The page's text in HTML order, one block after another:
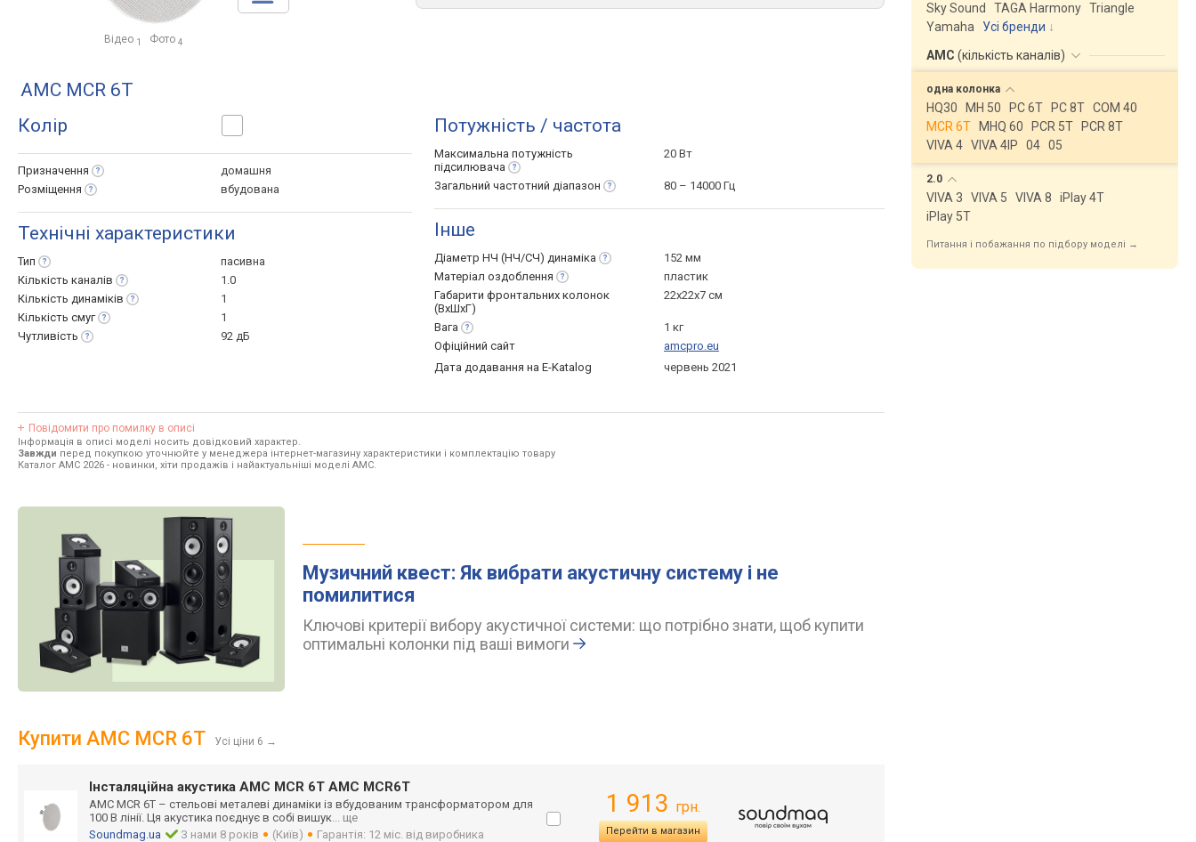
Відео 1 Фото 4
AMC MCR 6T
Колір
Призначення
домашня
Розміщення
вбудована
Технічні характеристики
Тип
пасивна
Кількість каналів
1.0
Кількість динаміків
1
Кількість смуг
1
Чутливість
92 дБ
Потужність / частота
Максимальна потужність
підсилювача
20 Вт
Загальний частотний діапазон 80 – 14000 Гц
Інше
Діаметр НЧ (НЧ/СЧ) динаміка
152 мм
Матеріал оздоблення
пластик
Габарити фронтальних колонок
(ВхШхГ)
22x22x7 см
Вага
1 кг
Офіційний сайт
amcpro.eu
Дата додавання на E-Katalog
червень 2021
Повідомити про помилку в описі
Інформація в описі моделі носить довідковий характер.
Завжди перед покупкою уточнюйте у менеджера інтернет-магазину характеристики і комплектацію товару
Каталог AMC 2026 - новинки, хіти продажів і найактуальніші моделі AMC.
Музичний квест: Як вибрати акустичну систему і не
помилитися
Ключові критерії вибору акустичної системи: що потрібно знати, щоб купити
оптимальні колонки під ваші вимоги
Купити AMC MCR 6T Усі ціни 6 →
Інсталяційна акустика AMC MCR 6T AMC MCR6T
AMC MCR 6T – стельові металеві динаміки із вбудованим трансформатором для
100 В лінії. Ця акустика поєднує в собі вишук... ще
Soundmag.ua
З нами 8 років (Київ)
Гарантія: 12 міс. від виробника
1 913 грн.
Перейти в магазин
Sky Sound
TAGA Harmony Triangle
Yamaha
Усі бренди
AMC (кількість каналів)
одна колонка
HQ30 MH 50 PC 6T PC 8T COM 40
MCR 6T
MHQ 60 PCR 5T
PCR 8T
VIVA 4 VIVA 4IP 04 05
2.0
VIVA 3 VIVA 5 VIVA 8
iPlay 4T
iPlay 5T
Питання і побажання по підбору моделі →